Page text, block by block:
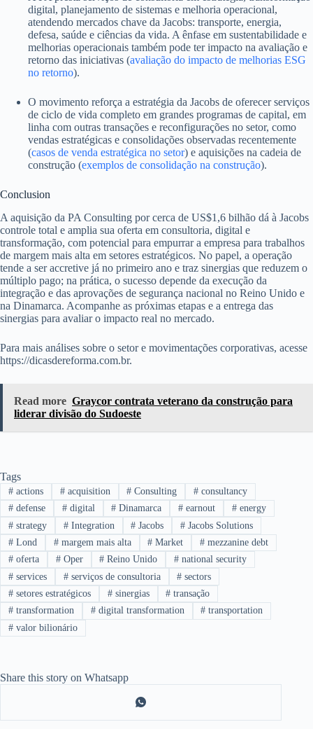
digital, planejamento de sistemas e melhoria operacional,
atendendo mercados chave da Jacobs: transporte, energia,
defesa, saúde e ciências da vida. A ênfase em sustentabilidade e
melhorias operacionais também pode ter impacto na avaliação e
retorno das iniciativas (avaliação do impacto de melhorias ESG
no retorno).
O movimento reforça a estratégia da Jacobs de oferecer serviços
de ciclo de vida completo em grandes programas de capital, em
linha com outras transações e reconfigurações no setor, como
vendas estratégicas e consolidações observadas recentemente
(casos de venda estratégica no setor) e aquisições na cadeia de
construção (exemplos de consolidação na construção).
Conclusion
A aquisição da PA Consulting por cerca de US$1,6 bilhão dá à Jacobs
controle total e amplia sua oferta em consultoria, digital e
transformação, com potencial para empurrar a empresa para trabalhos
de margem mais alta em setores estratégicos. No papel, a operação
tende a ser accretive já no primeiro ano e traz sinergias que reduzem o
múltiplo pago; na prática, o sucesso depende da execução da
integração e das aprovações de segurança nacional no Reino Unido e
na Dinamarca. Acompanhe as próximas etapas e a entrega das
sinergias para avaliar o impacto real no mercado.
Para mais análises sobre o setor e movimentações corporativas, acesse
https://dicasdereforma.com.br.
Read more Graycor contrata veterano da construção para
liderar divisão do Sudoeste
Tags
#actions #acquisition # Consulting # consultancy
#defense #digital # Dinamarca # earnout # energy
#strategy #Integration # Jacobs # Jacobs Solutions
#Lond #margem mais alta # Market # mezzanine debt
#oferta #Oper # Reino Unido # national security
#services #serviços de consultoria # sectors
#setores estratégicos #sinergias # transação
#transformation #digital transformation # transportation
#valor bilionário
Share this story on Whatsapp